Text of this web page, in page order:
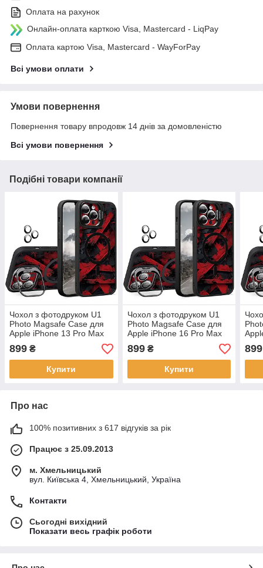
Оплата на рахунок
Онлайн-оплата карткою Visa, Mastercard - LiqPay
Оплата картою Visa, Mastercard - WayForPay
Всі умови оплати
Умови повернення
Повернення товару впродовж 14 днів за домовленістю
Всі умови повернення
Подібні товари компанії
Чохол з фотодруком U1
Photo Magsafe Case для
Apple iPhone 13 Pro Max
Red Lines
899 ₴
Купити
Чохол з фотодруком U1
Photo Magsafe Case для
Apple iPhone 16 Pro Max
Red Lines
899₴
Купити
899
Про нас
100% позитивних з 617 відгуків за рік
Працює з 25.09.2013
м. Хмельницький
вул. Київська 4, Хмельницький, Україна
Контакти
Сьогодні вихідний
Показати весь графік роботи